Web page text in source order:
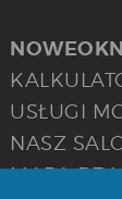
USŁUGI
NASZ